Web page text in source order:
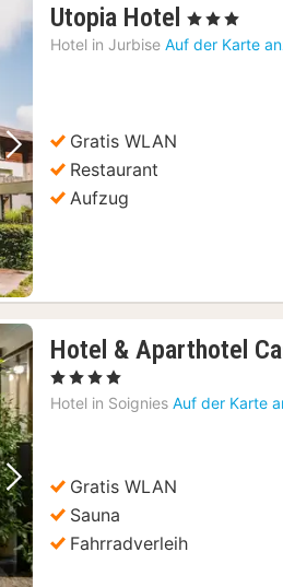
Nächstes Bild
Utopia Hotel 1
Nacht
, 3 Sterne
Hotel in Jurbise Auf der Karte
Gratis WLAN
Restaurant
Aufzug
Nächstes Bild
Hotel & Aparthotel
, 4 Sterne
Hotel in Soignies Auf der Karte
Gratis WLAN
Sauna
Fahrradverleih